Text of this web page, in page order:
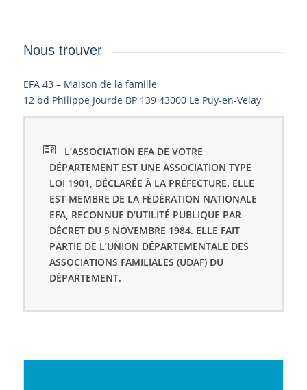
Nous trouver
EFA 43 – Maison de la famille
12 bd Philippe Jourde BP 139 43000 Le Puy-en-Velay
L’ASSOCIATION EFA DE VOTRE
DÉPARTEMENT EST UNE ASSOCIATION TYPE
LOI 1901, DÉCLARÉE À LA PRÉFECTURE. ELLE
EST MEMBRE DE LA FÉDÉRATION NATIONALE
EFA, RECONNUE D’UTILITÉ PUBLIQUE PAR
DÉCRET DU 5 NOVEMBRE 1984. ELLE FAIT
PARTIE DE L’UNION DÉPARTEMENTALE DES
ASSOCIATIONS FAMILIALES (UDAF) DU
DÉPARTEMENT.